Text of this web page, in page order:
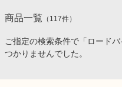
インテリア・寝具
楽天サービス特集
わくわく夏特集
商品一覧 （ 117件）
ご指定の検索条件で「ロード
つかりませんでした。